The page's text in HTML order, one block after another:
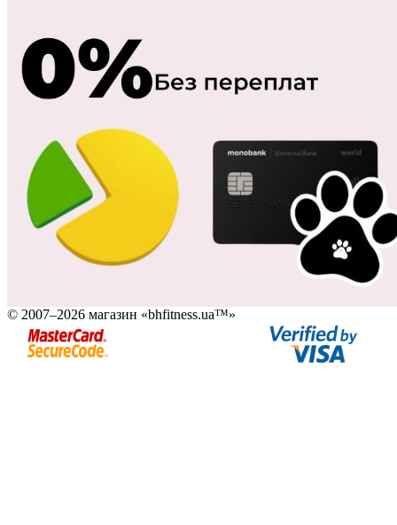
© 2007–2026 магазин «bhfitness.ua™»